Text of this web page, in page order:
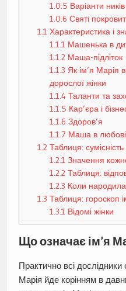
1.0.5 Варіанти
1.0.6 Святі
1.1 Характеристика і
1.1.1 Машенька в
1.1.2 Маша-підліток
1.1.3 Як ім’я Марія
дорослої жінки
1.1.4 Таланти та
1.1.5 Кар’єра і
1.1.6 Здоров’я
1.1.7 Маша в любові
1.2 Таблиця:
1.2.1 Значення
1.2.2 Таблиця:
1.2.3 Коли
1.3 Таблиця: гороскоп
1.3.1 Відомі жінки
Що означає ім’я
Практично всі
Марія йде корінням в